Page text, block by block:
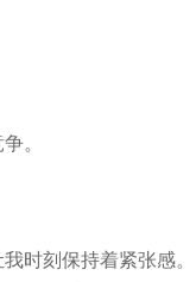
。
时刻保持着紧张感。